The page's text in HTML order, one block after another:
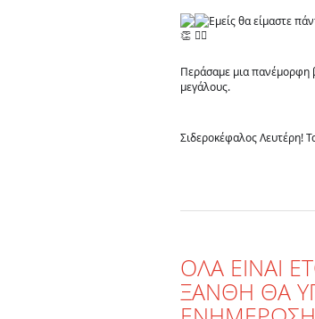
Εμείς θα είμαστε
Περάσαμε μια πανέμορφη
μεγάλους.
Σιδεροκέφαλος Λευτέρη!
ΟΛΑ ΕΙΝΑΙ
ΞΑΝΘΗ ΘΑ